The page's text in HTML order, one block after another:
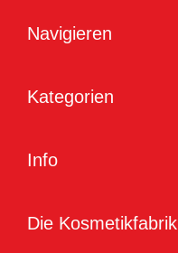
Navigieren
Kategorien
Info
Die Kosmetikfabrik